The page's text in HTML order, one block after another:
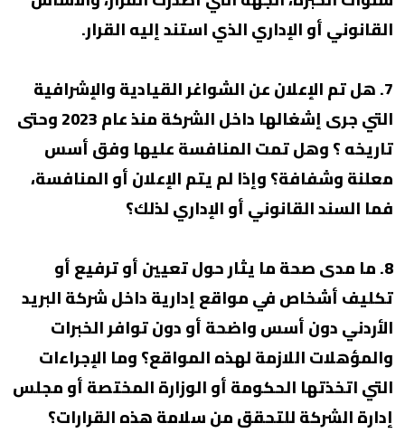
القانوني أو الإداري الذي استند إليه القرار.
7. هل تم الإعلان عن الشواغر القيادية والإشرافية
التي جرى إشغالها داخل الشركة منذ عام 2023 وحتى
تاريخه ؟ وهل تمت المنافسة عليها وفق أسس
معلنة وشفافة؟ وإذا لم يتم الإعلان أو المنافسة،
فما السند القانوني أو الإداري لذلك؟
8. ما مدى صحة ما يثار حول تعيين أو ترفيع أو
تكليف أشخاص في مواقع إدارية داخل شركة البريد
الأردني دون أسس واضحة أو دون توافر الخبرات
والمؤهلات اللازمة لهذه المواقع؟ وما الإجراءات
التي اتخذتها الحكومة أو الوزارة المختصة أو مجلس
إدارة الشركة للتحقق من سلامة هذه القرارات؟